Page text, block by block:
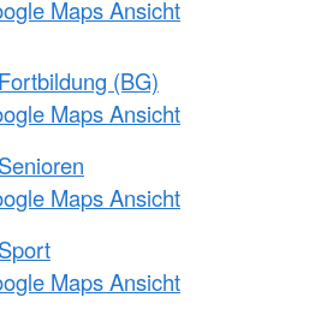
Maps Ansicht
(BG)
Maps Ansicht
Maps Ansicht
Maps Ansicht